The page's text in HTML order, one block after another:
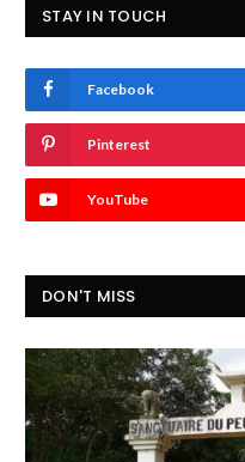
STAY IN TOUCH
Facebook
Pinterest
YouTube
DON'T MISS